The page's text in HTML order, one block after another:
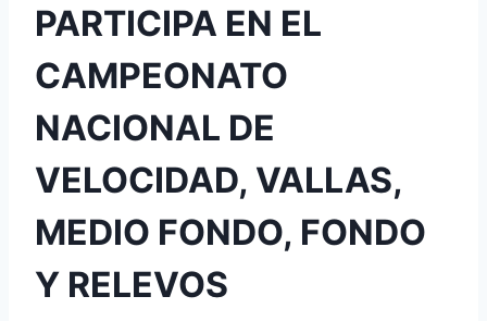
PARTICIPA EN EL
CAMPEONATO
NACIONAL DE
VELOCIDAD, VALLAS,
MEDIO FONDO, FONDO
Y RELEVOS